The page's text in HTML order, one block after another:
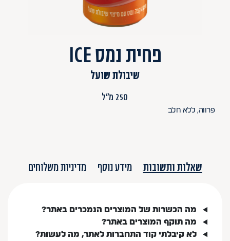
פחית נמס ICE
שיבולת שועל
250 מ"ל
פרווה, ללא חלב
שאלות ותשובות מידע נוסף מדיניות משלוחים
מה הכשרות של המוצרים הנמכרים באתר?
מה תוקף המוצרים באתר?
לא קיבלתי קוד התחברות לאתר, מה לעשות?